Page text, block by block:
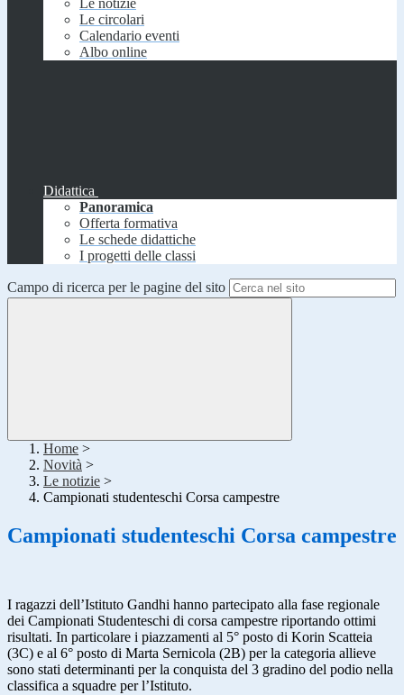
Le notizie
Le circolari
Calendario eventi
Albo online
Didattica
Panoramica
Offerta formativa
Le schede didattiche
I progetti delle classi
Campo di ricerca per le pagine del sito
Home >
Novità >
Le notizie >
Campionati studenteschi Corsa campestre
Campionati studenteschi Corsa campestre
I ragazzi dell’Istituto Gandhi hanno partecipato alla fase regionale
dei Campionati Studenteschi di corsa campestre riportando ottimi
risultati. In particolare i piazzamenti al 5° posto di Korin Scatteia
(3C) e al 6° posto di Marta Sernicola (2B) per la categoria allieve
sono stati determinanti per la conquista del 3 gradino del podio nella
classifica a squadre per l’Istituto.